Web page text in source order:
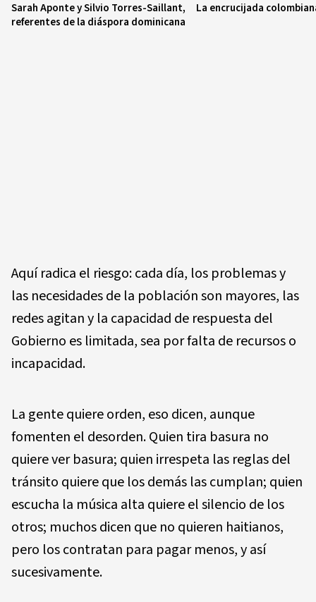
Sarah Aponte y Silvio Torres-Saillant,
referentes de la diáspora dominicana
La encrucijada
Aquí radica el riesgo: cada día, los problemas y
las necesidades de la población son mayores, las
redes agitan y la capacidad de respuesta del
Gobierno es limitada, sea por falta de recursos o
incapacidad.
La gente quiere orden, eso dicen, aunque
fomenten el desorden. Quien tira basura no
quiere ver basura; quien irrespeta las reglas del
tránsito quiere que los demás las cumplan; quien
escucha la música alta quiere el silencio de los
otros; muchos dicen que no quieren haitianos,
pero los contratan para pagar menos, y así
sucesivamente.